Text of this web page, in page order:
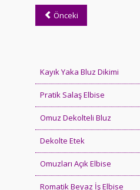
Önceki
Kayık Yaka Bluz Dikimi
Pratik Salaş Elbise
Omuz Dekolteli Bluz
Dekolte Etek
Omuzları Açık Elbise
Romatik Beyaz İş Elbise